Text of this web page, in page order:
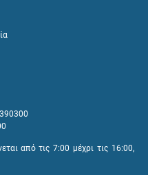
από τις 7:00 μέχρι τις 16:00,